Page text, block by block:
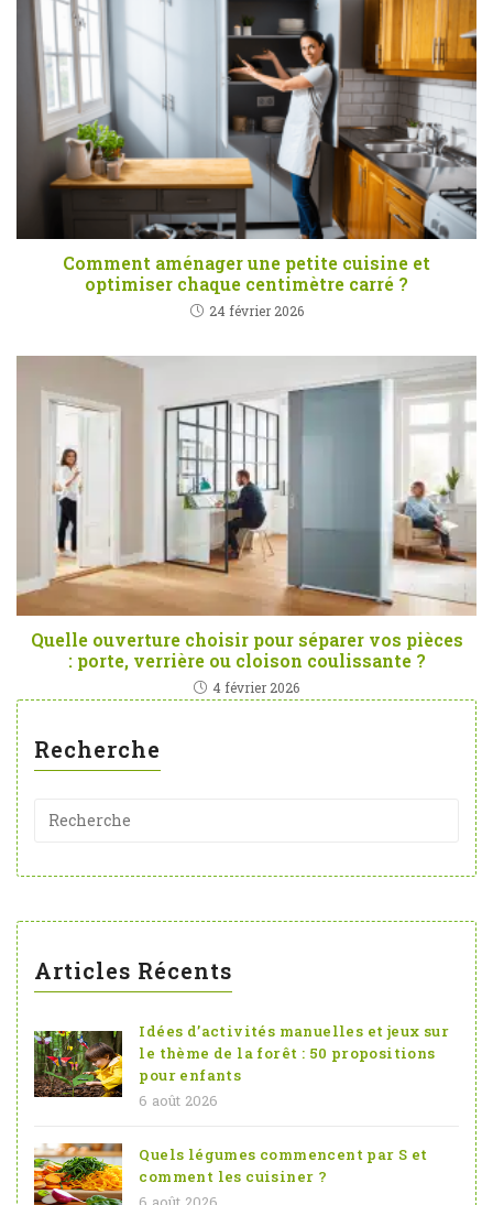
Comment aménager une petite cuisine et
optimiser chaque centimètre carré ?
24 février 2026
Quelle ouverture choisir pour séparer vos pièces
: porte, verrière ou cloison coulissante ?
4 février 2026
Recherche
Articles Récents
Idées d’activités manuelles et jeux sur
le thème de la forêt : 50 propositions
pour enfants
6 août 2026
Quels légumes commencent par S et
comment les cuisiner ?